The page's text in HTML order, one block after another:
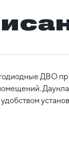
ДВО